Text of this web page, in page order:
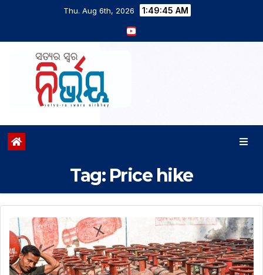
Thu. Aug 6th, 2026 1:49:46 AM
Tag: Price hike